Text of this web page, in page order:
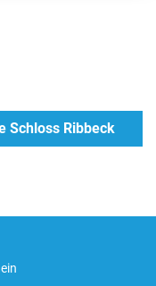
Schloss Ribbeck